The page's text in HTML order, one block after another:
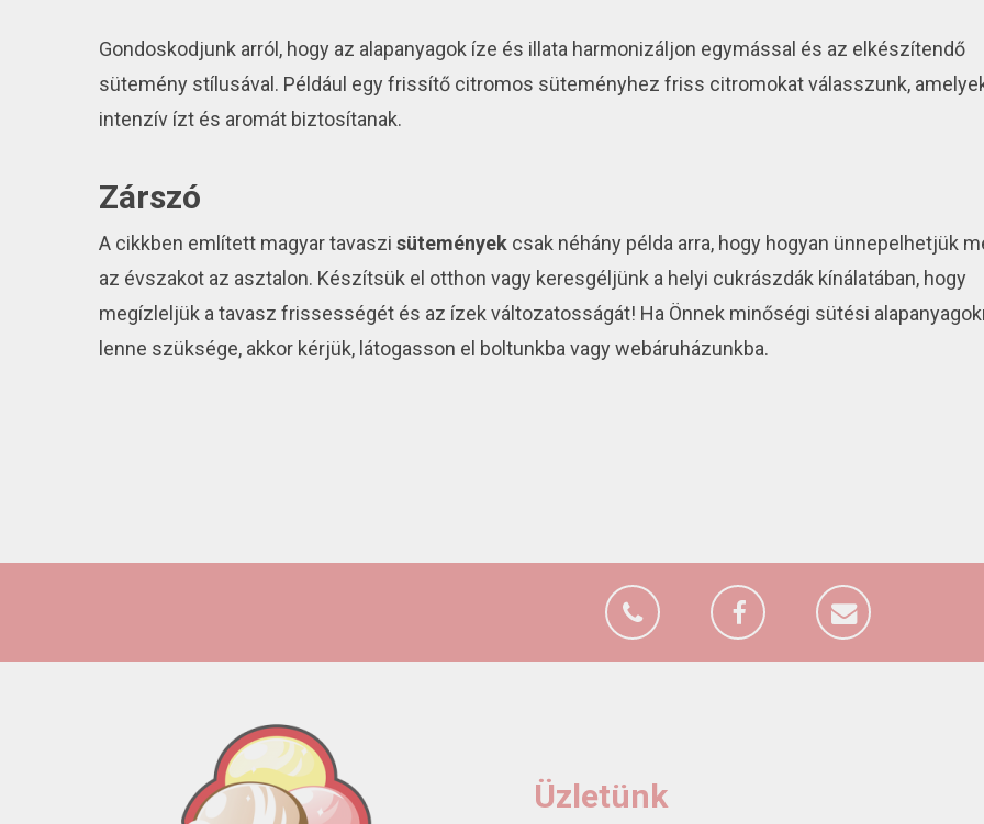
Gondoskodjunk arról, hogy az alapanyagok íze és illata harmonizáljon egymással és az elkészítendő
sütemény stílusával. Például egy frissítő citromos süteményhez friss citromokat válasszunk,
intenzív ízt és aromát biztosítanak.
Zárszó
A cikkben említett magyar tavaszisütemények csak néhány példa arra, hogy hogyan ünnepelhetjük
az évszakot az asztalon. Készítsük el otthon vagy keresgéljünk a helyi cukrászdák kínálatában, hogy
megízleljük a tavasz frissességét és az ízek változatosságát! Ha Önnek minőségi sütési
lenne szüksége, akkor kérjük, látogasson el boltunkba vagy webáruházunkba.
Üzletünk